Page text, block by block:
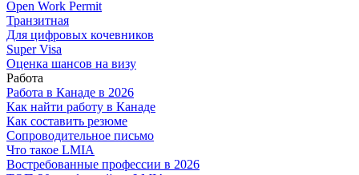
Open Work Permit
Транзитная
Для цифровых кочевников
Super Visa
Оценка шансов на визу
Работа
Работа в Канаде в 2026
Как найти работу в Канаде
Как составить резюме
Сопроводительное письмо
Что такое LMIA
Востребованные профессии в 2026